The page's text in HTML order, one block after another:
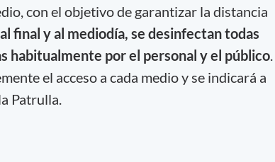
con el objetivo de garantizar la distancia
final y al mediodía, se desinfectan todas
habitualmente por el personal y el público.
el acceso a cada medio y se indicará a
Patrulla.